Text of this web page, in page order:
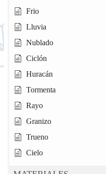
Frio
Lluvia
Nublado
Ciclón
Huracán
Tormenta
Rayo
Granizo
Trueno
Cielo